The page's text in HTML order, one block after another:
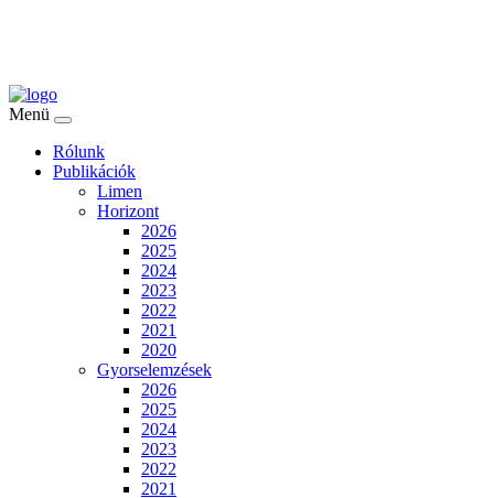
Menü
Rólunk
Publikációk
Limen
Horizont
2026
2025
2024
2023
2022
2021
2020
Gyorselemzések
2026
2025
2024
2023
2022
2021